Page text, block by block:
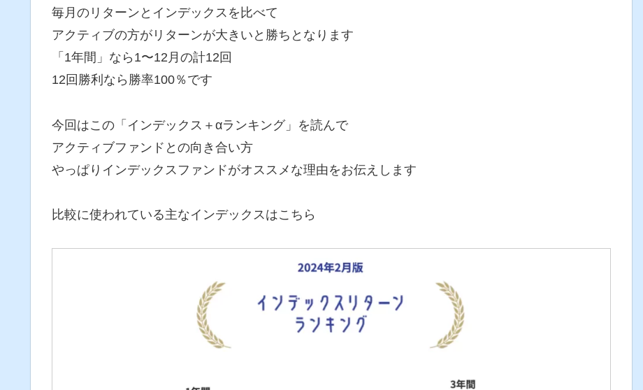
毎月のリターンとインデックスを比べて
アクティブの方がリターンが大きいと勝ちとなります
「1年間」なら1〜12月の計12回
12回勝利なら勝率100％です
今回はこの「インデックス＋αランキング」を読んで
アクティブファンドとの向き合い方
やっぱりインデックスファンドがオススメな理由をお伝えします
比較に使われている主なインデックスはこちら